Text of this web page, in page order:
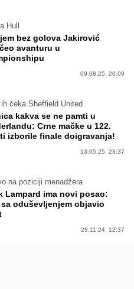
Hull
bez golova Jakirović
avanturu u
09.08.25. 20:09
čeka Sheffield United
kakva se ne pamti u
Crne mačke u 122.
izborile finale doigravanja!
13.05.25. 23:37
na poziciji menadžera
Lampard ima novi posao:
oduševljenjem objavio
28.11.24. 12:37